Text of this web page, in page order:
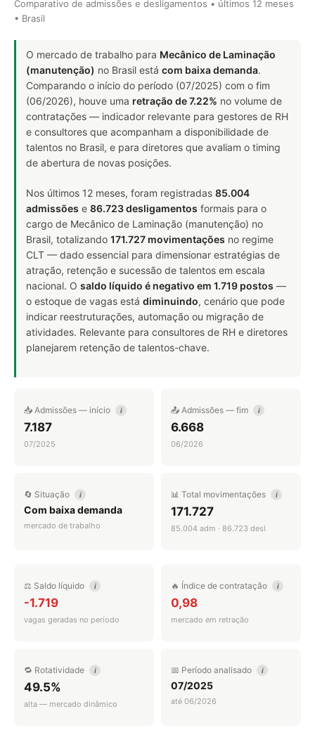
Comparativo de admissões e desligamentos • últimos 12 meses
• Brasil
O mercado de trabalho para Mecânico de Laminação
(manutenção) no Brasil está com baixa demanda.
Comparando o início do período (07/2025) com o fim
(06/2026), houve uma retração de 7.22% no volume de
contratações — indicador relevante para gestores de RH
e consultores que acompanham a disponibilidade de
talentos no Brasil, e para diretores que avaliam o timing
de abertura de novas posições.
Nos últimos 12 meses, foram registradas 85.004
admissões e 86.723 desligamentos formais para o
cargo de Mecânico de Laminação (manutenção) no
Brasil, totalizando 171.727 movimentações no regime
CLT — dado essencial para dimensionar estratégias de
atração, retenção e sucessão de talentos em escala
nacional. O saldo líquido é negativo em 1.719 postos —
o estoque de vagas está diminuindo, cenário que pode
indicar reestruturações, automação ou migração de
atividades. Relevante para consultores de RH e diretores
planejarem retenção de talentos-chave.
📥 Admissões — início i
7.187
07/2025
📤 Admissões — fim i
6.668
06/2026
🔄 Situação i
Com baixa demanda
mercado de trabalho
📊 Total movimentações i
171.727
85.004 adm · 86.723 desl
⚖️ Saldo líquido i
-1.719
vagas geradas no período
🔥 Índice de contratação i
0,98
mercado em retração
🔁 Rotatividade i
49.5%
alta — mercado dinâmico
📅 Período analisado i
07/2025
até 06/2026